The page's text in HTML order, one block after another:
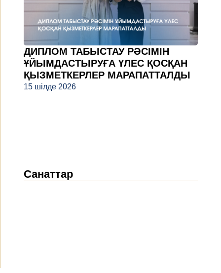
ДИПЛОМ ТАБЫСТАУ РӘСІМІН
ҰЙЫМДАСТЫРУҒА ҮЛЕС ҚОСҚАН
ҚЫЗМЕТКЕРЛЕР МАРАПАТТАЛДЫ
15 шілде 2026
Санаттар